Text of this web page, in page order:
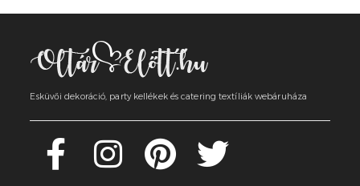
Esküvői dekoráció, party kellékek és catering textíliák webáruháza